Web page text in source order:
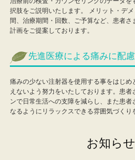
択肢をご説明いたします。 メリット・デ
間、治療期間・回数、ご予算など、患者さ
計画をご提案しております。
先進医療による痛みに配
痛みの少ない注射器を使用する事をはじめ
えないよう努力をいたしております。患者
ンで日常生活への支障を減らし、また患者
なるようにリラックスできる雰囲気づくり
お知らせ